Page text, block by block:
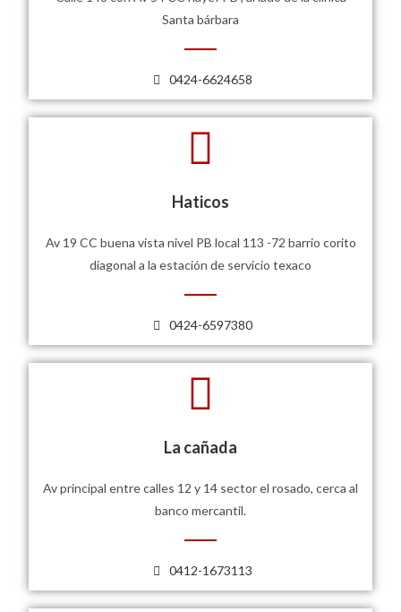
Santa bárbara
0424-6624658
Haticos
Av 19 CC buena vista nivel PB local 113 -72 barrio corito
diagonal a la estación de servicio texaco
0424-6597380
La cañada
Av principal entre calles 12 y 14 sector el rosado, cerca al
banco mercantil.
0412-1673113